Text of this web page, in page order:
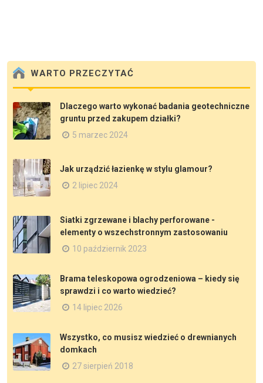
WARTO PRZECZYTAĆ
Dlaczego warto wykonać badania geotechniczne
gruntu przed zakupem działki?
5 marzec 2024
Jak urządzić łazienkę w stylu glamour?
2 lipiec 2024
Siatki zgrzewane i blachy perforowane -
elementy o wszechstronnym zastosowaniu
10 październik 2023
Brama teleskopowa ogrodzeniowa – kiedy się
sprawdzi i co warto wiedzieć?
14 lipiec 2026
Wszystko, co musisz wiedzieć o drewnianych
domkach
27 sierpień 2018